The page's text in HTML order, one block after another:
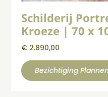
Schilderij
Kroeze | 70 x
€ 2.890,00
Bezichtiging